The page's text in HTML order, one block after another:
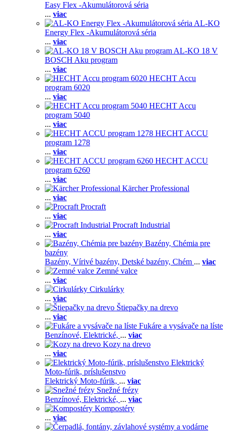
Easy Flex -Akumulátorová séria
... viac
AL-KO
Energy Flex -Akumulátorová séria
... viac
AL-KO 18 V
BOSCH Aku program
... viac
HECHT Accu
program 6020
... viac
HECHT Accu
program 5040
... viac
HECHT ACCU
program 1278
... viac
HECHT ACCU
program 6260
... viac
Kärcher Professional
... viac
Procraft
... viac
Procraft Industrial
... viac
Bazény, Chémia pre
bazény
Bazény, Vírivé bazény, Detské bazény, Chém ... viac
Zemné valce
... viac
Cirkulárky
... viac
Štiepačky na drevo
... viac
Fukáre a vysávače na líste
Benzínové, Elektrické, ... viac
Kozy na drevo
... viac
Elektrický
Moto-fúrik, príslušenstvo
Elektrický Moto-fúrik, ... viac
Snežné frézy
Benzínové, Elektrické, ... viac
Kompostéry
... viac